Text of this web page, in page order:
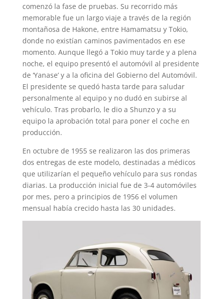
comenzó la fase de pruebas. Su recorrido más
memorable fue un largo viaje a través de la región
montañosa de Hakone, entre Hamamatsu y Tokio,
donde no existían caminos pavimentados en ese
momento. Aunque llegó a Tokio muy tarde y a plena
noche, el equipo presentó el automóvil al presidente
de ‘Yanase’ y a la oficina del Gobierno del Automóvil.
El presidente se quedó hasta tarde para saludar
personalmente al equipo y no dudó en subirse al
vehículo. Tras probarlo, le dio a Shunzo y a su
equipo la aprobación total para poner el coche en
producción.
En octubre de 1955 se realizaron las dos primeras
dos entregas de este modelo, destinadas a médicos
que utilizarían el pequeño vehículo para sus rondas
diarias. La producción inicial fue de 3-4 automóviles
por mes, pero a principios de 1956 el volumen
mensual había crecido hasta las 30 unidades.